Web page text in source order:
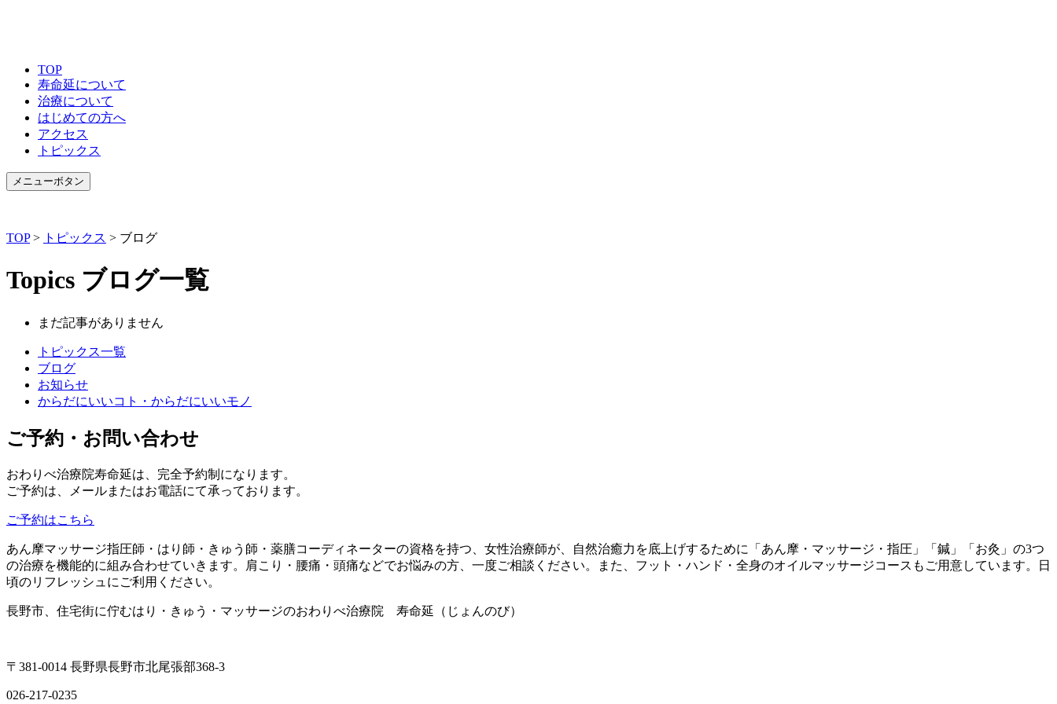
TOP
寿命延について
治療について
はじめての方へ
アクセス
トピックス
メニューボタン
TOP> トピックス > ブログ
Topics ブログ一覧
まだ記事がありません
トピックス一覧
ブログ
お知らせ
からだにいいコト・からだにいいモノ
ご予約・お問い合わせ
おわりべ治療院寿命延は、完全予約制になります。
ご予約は、メールまたはお電話にて承っております。
ご予約はこちら
あん摩マッサージ指圧師・はり師・きゅう師・薬膳コーディネーターの資格を持つ、女性治療師が、自然治癒力を底上げするために「あん摩・マッサージ・指圧」「鍼」「お灸」の3つ
の治療を機能的に組み合わせていきます。肩こり・腰痛・頭痛などでお悩みの方、一度ご相談ください。また、フット・ハンド・全身のオイルマッサージコースもご用意しています。日
頃のリフレッシュにご利用ください。
長野市、住宅街に佇むはり・きゅう・マッサージのおわりべ治療院 寿命延（じょんのび）
〒381-0014 長野県長野市北尾張部368-3
026-217-0235